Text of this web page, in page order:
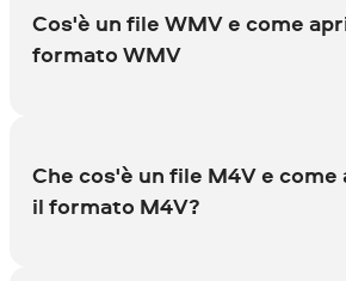
Cos'è un file WMV e come
formato WMV
Che cos'è un file M4V e come
il formato M4V?